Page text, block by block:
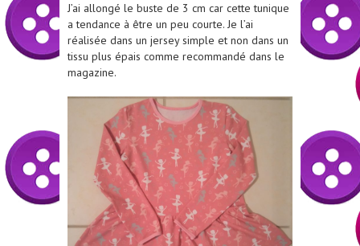
J’ai allongé le buste de 3 cm car cette tunique
a tendance à être un peu courte. Je l’ai
réalisée dans un jersey simple et non dans un
tissu plus épais comme recommandé dans le
magazine.